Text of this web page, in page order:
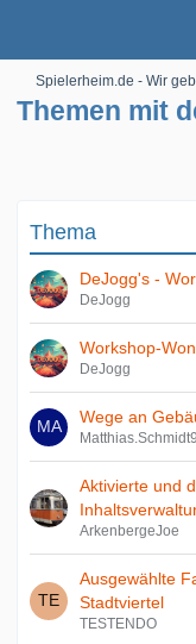
Spielerheim.de - Wir
Themen mit
Thema
DeJogg's -
DeJogg
Workshop-
DeJogg
Wege an
Matthias.Schmidt9
Aktivierte und
ArkenbergeJoe
Ausgewählte
Stadtviertel
TESTENDO